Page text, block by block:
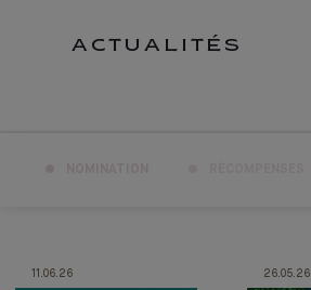
ACTUALITÉS
11.06.26 26.05.26